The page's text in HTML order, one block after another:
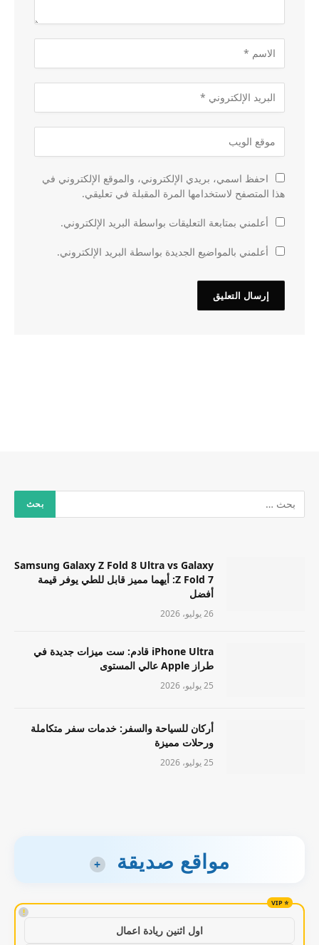
احفظ اسمي، بريدي الإلكتروني، والموقع الإلكتروني في
هذا المتصفح لاستخدامها المرة المقبلة في تعليقي.
أعلمني بمتابعة التعليقات بواسطة البريد الإلكتروني.
أعلمني بالمواضيع الجديدة بواسطة البريد الإلكتروني.
Samsung Galaxy Z Fold 8 Ultra vs Galaxy
Z Fold 7: أيهما مميز قابل للطي يوفر قيمة
أفضل
26 يوليو، 2026
iPhone Ultra قادم: ست ميزات جديدة في
طراز Apple عالي المستوى
25 يوليو، 2026
أركان للسياحة والسفر: خدمات سفر متكاملة
ورحلات مميزة
25 يوليو، 2026
مواقع صديقة +
!
اول اثنين ريادة اعمال